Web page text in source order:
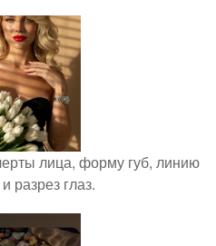
лица, форму губ, линию
разрез глаз.